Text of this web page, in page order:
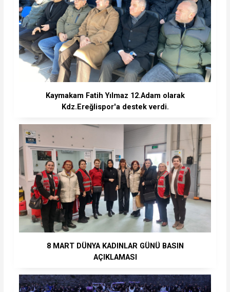
Kaymakam Fatih Yılmaz 12.Adam olarak
Kdz.Ereğlispor'a destek verdi.
8 MART DÜNYA KADINLAR GÜNÜ BASIN
AÇIKLAMASI